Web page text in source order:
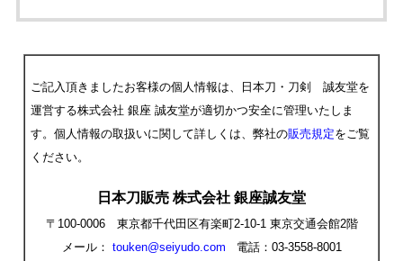
ご記入頂きましたお客様の個人情報は、日本刀・刀剣 誠友堂を
運営する株式会社 銀座 誠友堂が適切かつ安全に管理いたしま
す。個人情報の取扱いに関して詳しくは、弊社の販売規定をご覧
ください。
日本刀販売 株式会社 銀座誠友堂
〒100-0006 東京都千代田区有楽町2-10-1 東京交通会館2階
メール： touken@seiyudo.com 電話：03-3558-8001